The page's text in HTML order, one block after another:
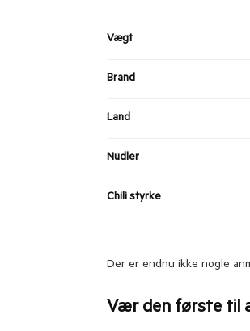
Vægt
Brand
Land
Nudler
Chili styrke
Der er endnu ikke nogle
Vær den første til